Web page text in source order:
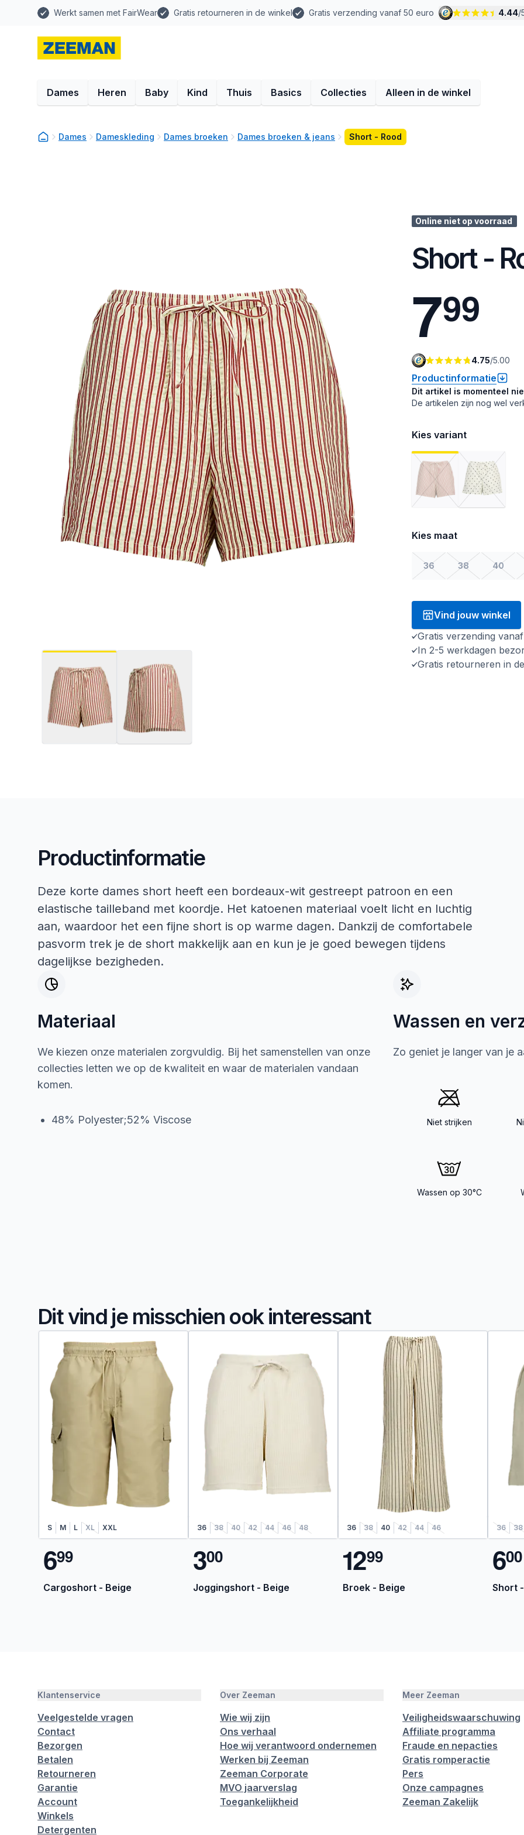
Werkt samen met FairWear Gratis retourneren in de winkel Gratis verzending vanaf 50 euro 4.44/
Dames Heren Baby Kind Thuis Basics Collecties Alleen in de winkel
Dames Dameskleding Dames broeken Dames broeken & jeans Short - Rood
Online niet op voorraad
Short -
799
4.75/5.00
Productinformatie
Dit artikel is momenteel
De artikelen zijn nog wel
Kies variant
Kies maat
36 38 40
Vind jouw winkel
Gratis verzending
In 2-5 werkdagen
Gratis retourneren in
Productinformatie
Deze korte dames short heeft een bordeaux-wit gestreept patroon en een
elastische tailleband met koordje. Het katoenen materiaal voelt licht en luchtig
aan, waardoor het een fijne short is op warme dagen. Dankzij de comfortabele
pasvorm trek je de short makkelijk aan en kun je je goed bewegen tijdens
dagelijkse bezigheden.
Materiaal
We kiezen onze materialen zorgvuldig. Bij het samenstellen van onze
collecties letten we op de kwaliteit en waar de materialen vandaan
komen.
48% Polyester;52% Viscose
Wassen en
Zo geniet je langer van je
Niet strijken
Wassen op 30°C
Dit vind je misschien ook interessant
S M L XL XXL
699
Cargoshort - Beige
36 38 40 42 44 46 48
300
Joggingshort - Beige
36 38 40 42 44 46
1299
Broek - Beige
36 38
600
Short
Klantenservice
Veelgestelde vragen
Contact
Bezorgen
Betalen
Retourneren
Garantie
Account
Winkels
Detergenten
Over Zeeman
Wie wij zijn
Ons verhaal
Hoe wij verantwoord ondernemen
Werken bij Zeeman
Zeeman Corporate
MVO jaarverslag
Toegankelijkheid
Meer Zeeman
Veiligheidswaarschuwing
Affiliate programma
Fraude en nepacties
Gratis romperactie
Pers
Onze campagnes
Zeeman Zakelijk